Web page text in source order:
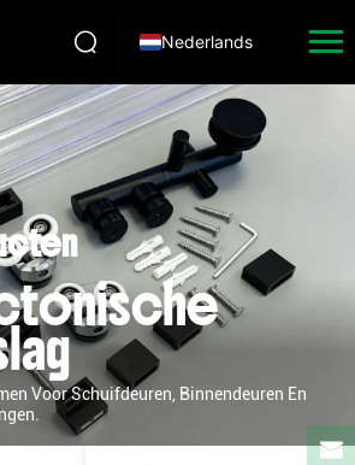
Nederlands
Voor Schuifdeuren, Binnendeuren En